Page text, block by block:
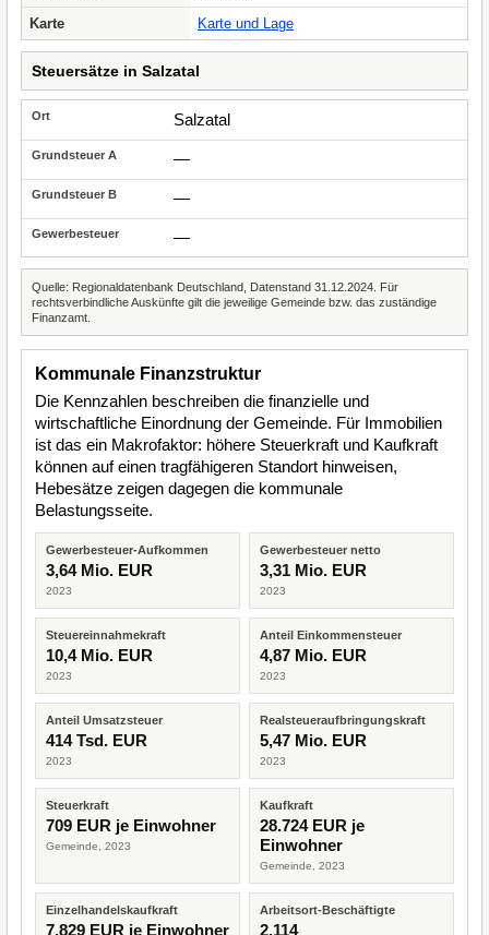
Karte
Karte und Lage
Steuersätze in Salzatal
Salzatal
—
—
—
Quelle: Regionaldatenbank Deutschland, Datenstand 31.12.2024. Für
rechtsverbindliche Auskünfte gilt die jeweilige Gemeinde bzw. das zuständige
Finanzamt.
Kommunale Finanzstruktur
Die Kennzahlen beschreiben die finanzielle und
wirtschaftliche Einordnung der Gemeinde. Für Immobilien
ist das ein Makrofaktor: höhere Steuerkraft und Kaufkraft
können auf einen tragfähigeren Standort hinweisen,
Hebesätze zeigen dagegen die kommunale
Belastungsseite.
Gewerbesteuer-Aufkommen
3,64 Mio. EUR
2023
Gewerbesteuer netto
3,31 Mio. EUR
2023
Steuereinnahmekraft
10,4 Mio. EUR
2023
Anteil Einkommensteuer
4,87 Mio. EUR
2023
Anteil Umsatzsteuer
414 Tsd. EUR
2023
Realsteueraufbringungskraft
5,47 Mio. EUR
2023
Steuerkraft
709 EUR je Einwohner
Gemeinde, 2023
Kaufkraft
28.724 EUR je
Einwohner
Gemeinde, 2023
Einzelhandelskaufkraft
7.829 EUR je Einwohner
Arbeitsort-Beschäftigte
2.114